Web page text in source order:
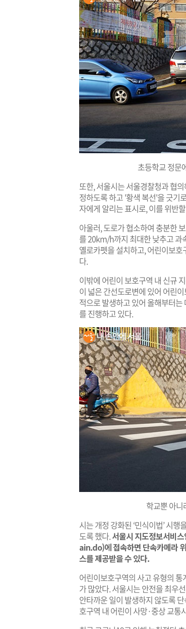
초등학교 정문
또한, 서울시는 서울경찰청과 협
정하도록 하고 '황색 복선'을 긋기
자에게 알리는 표시로, 이를 위반
아울러, 도로가 협소하여 충분한
를 20km/h까지 최대한 낮추고 과
옐로카펫을 설치하고, 어린이보
다.
이밖에 어린이 보호구역 내 신규
이 넓은 간선도로변에 있어 어린
적으로 발생하고 있어 올해부터
를 진행하고 있다.
학교뿐 아
시는 개정 강화된 ‘민식이법’ 시
도록 했다.서울시 지도정보서
ain.do)에 접속하면 단속카메라
스를 제공받을 수 있다.
어린이보호구역의 사고 유형의
가 많았다. 서울시는 안전을 최우
안타까운 일이 발생하지 않도록
호구역 내 어린이 사망·중상 교